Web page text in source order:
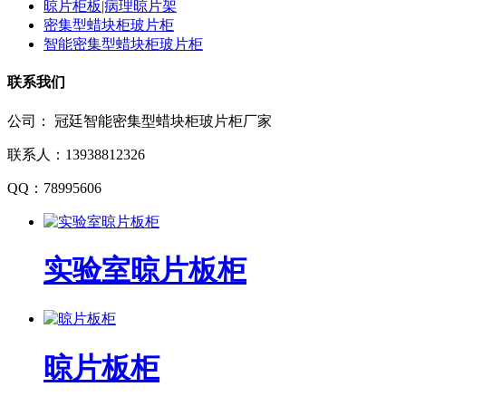
晾片柜板|病理晾片架
密集型蜡块柜玻片柜
智能密集型蜡块柜玻片柜
联系我们
公司： 冠廷智能密集型蜡块柜玻片柜厂家
联系人： 13938812326
QQ： 78995606
实验室晾片板柜
晾片板柜